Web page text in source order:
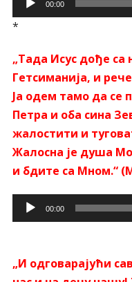
звучних
00:00
*
„Тада Исус дође са
Гетсиманија, и
Ја одем тамо да се
Петра и оба сина
жалостити и
Жалосна је душа
и бдите са Мном.“
Прегледач
звучних
00:00
„И одговарајући